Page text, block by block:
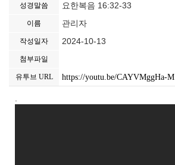
성경말씀 요한복음 16:32-33
이름 관리자
작성일자 2024-10-13
첨부파일
유투브 URL https://youtu.be/CAYVMggHa-M
.